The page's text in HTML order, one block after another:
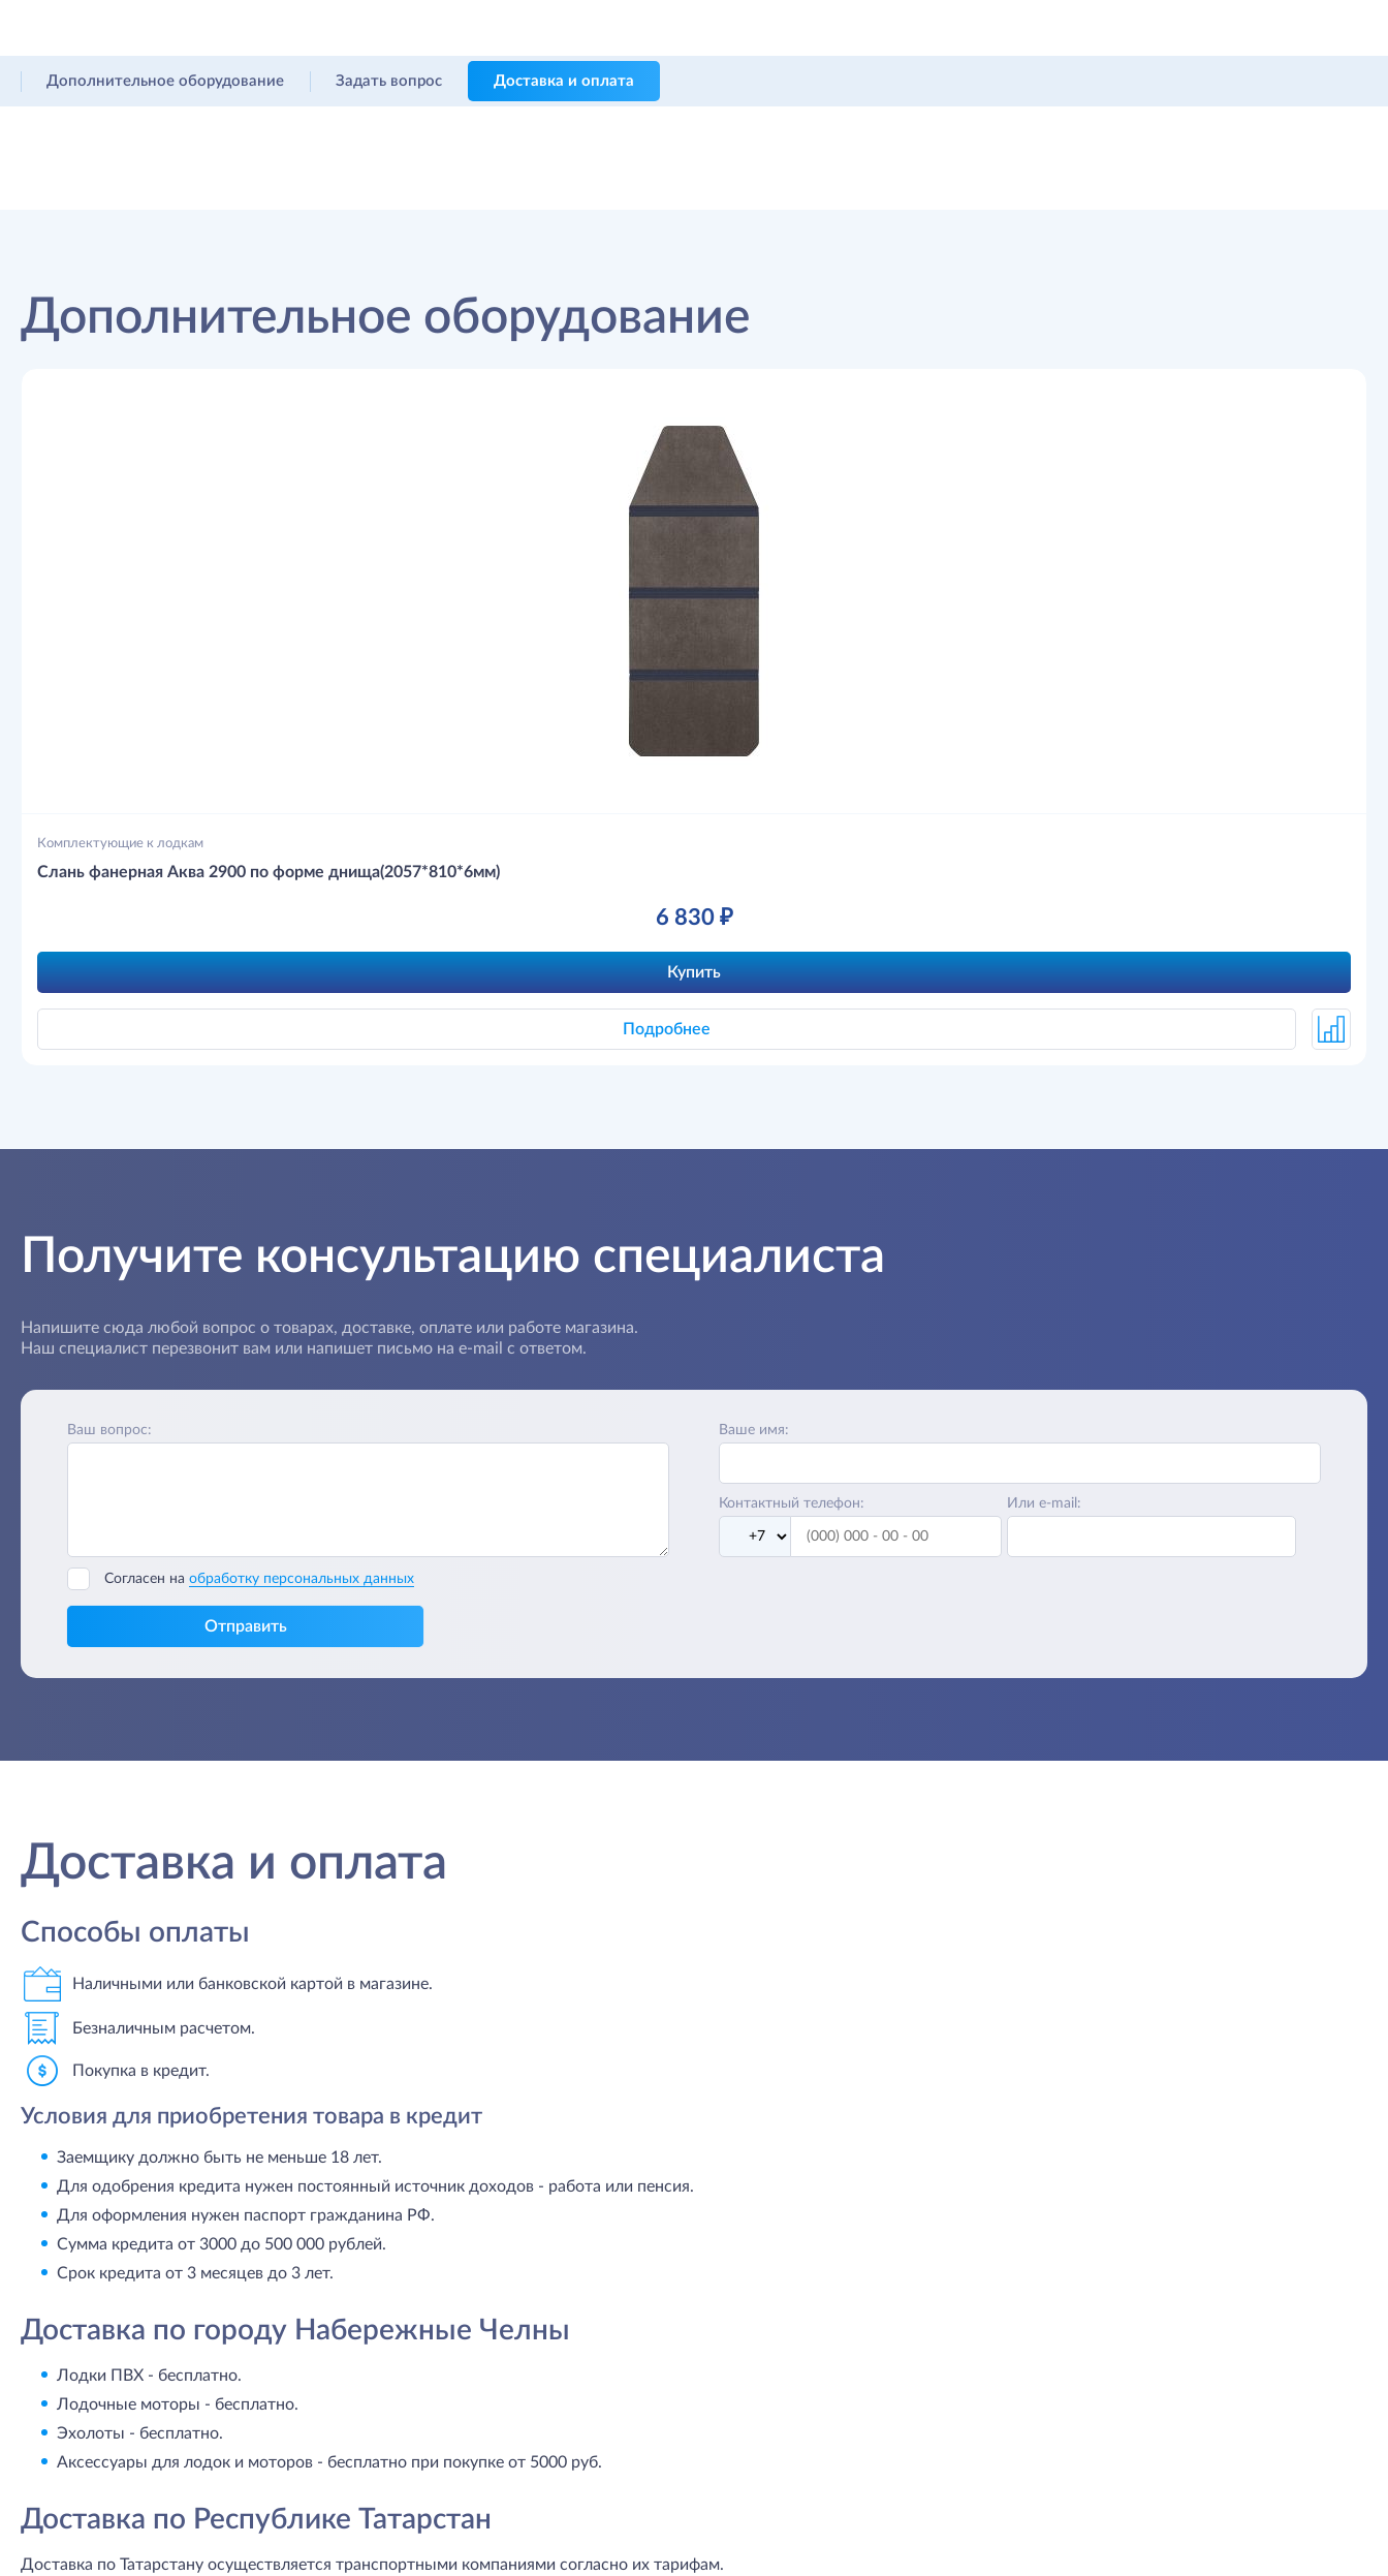
Дополнительное оборудование Задать вопрос Доставка и оплата
Дополнительное оборудование
Комплектующие к лодкам
Слань фанерная Аква 2900 по форме днища(2057*810*6мм)
6 830 ₽
Купить
Подробнее
Получите консультацию специалиста
Напишите сюда любой вопрос о товарах, доставке, оплате или работе магазина.
Наш специалист перезвонит вам или напишет письмо на e-mail с ответом.
Ваш вопрос: Ваше имя:
Контактный телефон: Или e-mail:
Согласен на обработку персональных данных
Отправить
Доставка и оплата
Способы оплаты
Наличными или банковской картой в магазине.
Безналичным расчетом.
Покупка в кредит.
Условия для приобретения товара в кредит
Заемщику должно быть не меньше 18 лет.
Для одобрения кредита нужен постоянный источник доходов - работа или пенсия.
Для оформления нужен паспорт гражданина РФ.
Сумма кредита от 3000 до 500 000 рублей.
Срок кредита от 3 месяцев до 3 лет.
Доставка по городу Набережные Челны
Лодки ПВХ - бесплатно.
Лодочные моторы - бесплатно.
Эхолоты - бесплатно.
Аксессуары для лодок и моторов - бесплатно при покупке от 5000 руб.
Доставка по Республике Татарстан
Доставка по Татарстану осуществляется транспортными компаниями согласно их тарифам.